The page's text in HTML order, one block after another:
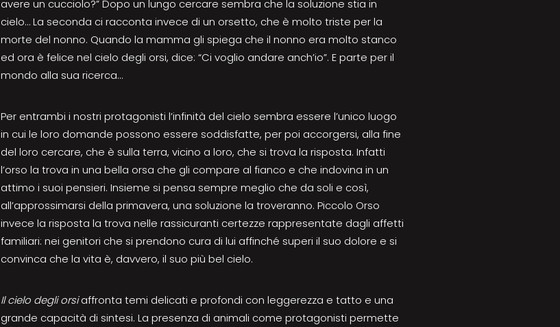
avere un cucciolo?” Dopo un lungo cercare sembra che la soluzione stia in
cielo… La seconda ci racconta invece di un orsetto, che è molto triste per la
morte del nonno. Quando la mamma gli spiega che il nonno era molto stanco
ed ora è felice nel cielo degli orsi, dice: “Ci voglio andare anch’io”. E parte per il
mondo alla sua ricerca…
Per entrambi i nostri protagonisti l’infinità del cielo sembra essere l’unico luogo
in cui le loro domande possono essere soddisfatte, per poi accorgersi, alla fine
del loro cercare, che è sulla terra, vicino a loro, che si trova la risposta. Infatti
l’orso la trova in una bella orsa che gli compare al fianco e che indovina in un
attimo i suoi pensieri. Insieme si pensa sempre meglio che da soli e così,
all’approssimarsi della primavera, una soluzione la troveranno. Piccolo Orso
invece la risposta la trova nelle rassicuranti certezze rappresentate dagli affetti
familiari: nei genitori che si prendono cura di lui affinché superi il suo dolore e si
convinca che la vita è, davvero, il suo più bel cielo.
Il cielo degli orsiaffronta temi delicati e profondi con leggerezza e tatto e una
grande capacità di sintesi. La presenza di animali come protagonisti permette